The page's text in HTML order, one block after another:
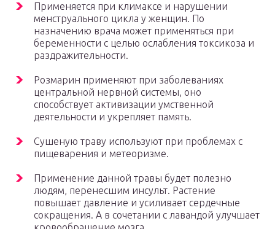
Применяется при климаксе и нарушении
менструального цикла у женщин. По
назначению врача может применяться при
беременности с целью ослабления токсикоза и
раздражительности.
Розмарин применяют при заболеваниях
центральной нервной системы, оно
способствует активизации умственной
деятельности и укрепляет память.
Сушеную траву используют при проблемах с
пищеварения и метеоризме.
Применение данной травы будет полезно
людям, перенесшим инсульт. Растение
повышает давление и усиливает сердечные
сокращения. А в сочетании с лавандой улучшает